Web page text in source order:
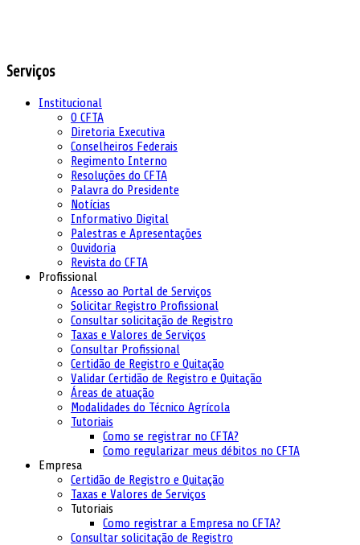
Serviços
Institucional
O CFTA
Diretoria Executiva
Conselheiros Federais
Regimento Interno
Resoluções do CFTA
Palavra do Presidente
Notícias
Informativo Digital
Palestras e Apresentações
Ouvidoria
Revista do CFTA
Profissional
Acesso ao Portal de Serviços
Solicitar Registro Profissional
Consultar solicitação de Registro
Taxas e Valores de Serviços
Consultar Profissional
Certidão de Registro e Quitação
Validar Certidão de Registro e Quitação
Áreas de atuação
Modalidades do Técnico Agrícola
Tutoriais
Como se registrar no CFTA?
Como regularizar meus débitos no CFTA
Empresa
Certidão de Registro e Quitação
Taxas e Valores de Serviços
Tutoriais
Como registrar a Empresa no CFTA?
Consultar solicitação de Registro